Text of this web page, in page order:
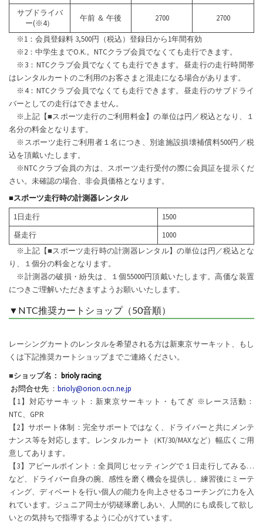
サブドライバ
ー(※4）
午前 ＆ 午後 2700 2700
※1：会員登録料 3,500円（税込）登録日から1年間有効
※2：中学生までO.K.。NTCクラブ会員でなくても走行できます。
※3：NTCクラブ会員でなくても走行できます。昼走行の走行時間帯
はレンタルカートのご利用のお客さまと混走になる場合があります。
※4：NTCクラブ会員でなくても走行できます。昼走行のサブドライ
バーとしての走行はできません。
※上記【■スポーツ走行のご利用料金】の単位は円／税込となり、１
名分の料金となります。
※スポーツ走行ご利用者１名につき、別途施設損壊補償料500円／税
込を頂戴いたします。
※NTCクラブ会員の方は、スポーツ走行受付の際に会員証を提示くだ
さい。未確認の場合、非会員価格となります。
■スポーツ走行時の計測器レンタル
1日走行
1500
昼走行
1000
※上記【■スポーツ走行時の計測器レンタル】の単位は円／税込とな
り、１個分の料金となります。
※計測器の破損・紛失は、１個55000円頂戴いたします。高価な装置
につきご理解いただきますようお願いいたします。
▼NTC推奨カートショップ（50音順）
レーシングカートのレンタルを希望される方は新東京サーキット、もし
くは下記推奨カートショップまでご連絡ください。
■ショップ名： brioly racing
お問合せ先 ：brioly@orion.ocn.ne.jp
【1】対応サーキット：新東京サーキット・もてぎ ※レース活動：
NTC、GPR
【2】サポート体制：完全サポートではなく、ドライバーと共にメンテ
ナンス等を対応します。レンタルカート（KT/30/MAXなど）幅広くご用
意してあります。
【3】アピールポイント：全員同じセッティングで１日走行してみる…
など、ドライバー自身の腕、感性を磨く機会を提供し、練習後にミーテ
ィング、ディベートを行い個人の能力を向上させるコーチングに力を入
れています。ジュニア同士が切磋琢磨しあい、人間的にも成長して欲し
いとの気持ちで指導するように心がけています。